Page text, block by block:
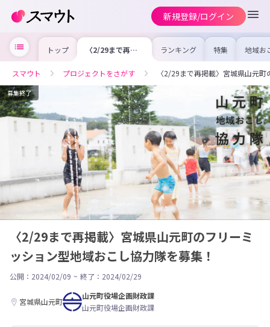
新規登録/ログイン
トップ 〈2/29まで再掲
載〉宮城県山元町
ン型地域おこし協
力隊を募集！
ランキング 特集 地域お
の求
を集め
事内容
を比較
合った
けよう
スマウト プロジェクトをさがす 〈2/29まで再掲載〉宮城県山元
募集終了
〈2/29まで再掲載〉宮城県山元町のフリーミ
ッション型地域おこし協力隊を募集！
公開：2024/02/09 ~ 終了：2024/02/29
宮城県山元町
山元町役場企画財政課
山元町役場企画財政課